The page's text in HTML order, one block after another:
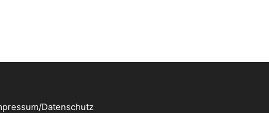
Datenschutz